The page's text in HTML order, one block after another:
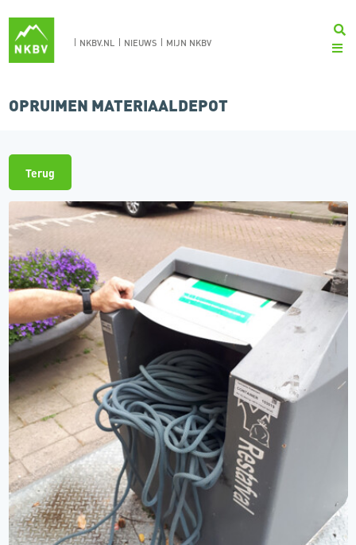
NKBV.NL NIEUWS MIJN NKBV
OPRUIMEN MATERIAALDEPOT
Terug